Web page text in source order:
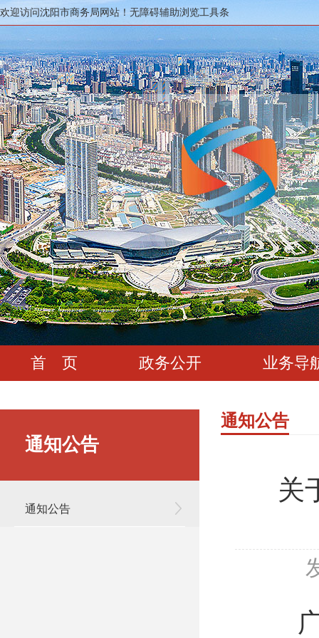
欢迎访问沈阳市商务局网站！ 无障碍辅助浏览工具条
首 页 政务公开 业务导
通知公告
通知公告
通知公告
关